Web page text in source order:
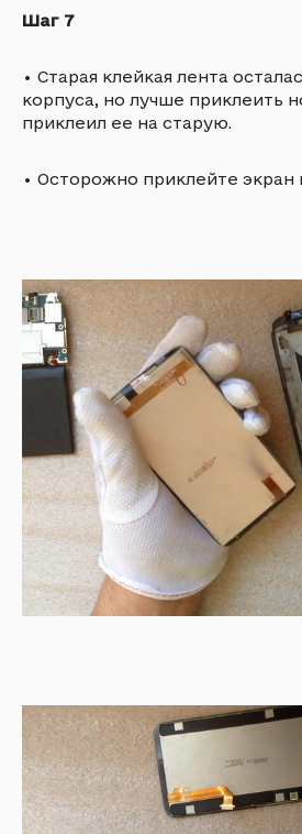
Шаг 7
• Старая клейкая лента
корпуса, но лучше приклеить
приклеил ее на старую.
• Осторожно приклейте экран